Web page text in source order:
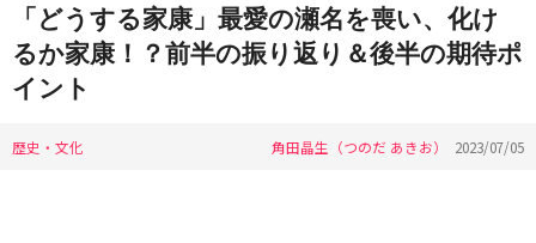
「どうする家康」最愛の瀬名を喪い、化け
るか家康！？前半の振り返り＆後半の期待ポ
イント
歴史・文化 角田晶生（つのだ あきお） 2023/07/05